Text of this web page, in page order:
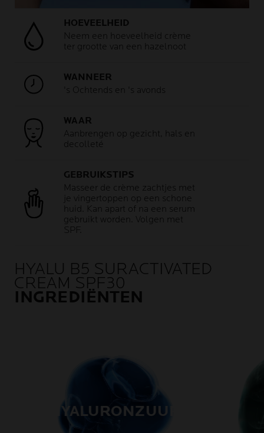
HOEVEELHEID
Neem een hoeveelheid crème
ter grootte van een hazelnoot
WANNEER
's Ochtends en 's avonds
WAAR
Aanbrengen op gezicht, hals en
decolleté
GEBRUIKSTIPS
Masseer de crème zachtjes met
je vingertoppen op een schone
huid. Kan apart of na een serum
gebruikt worden. Volgen met
SPF.
HYALU B5 SURACTIVATED
CREAM SPF30
INGREDIËNTEN
HYALURONZUUR